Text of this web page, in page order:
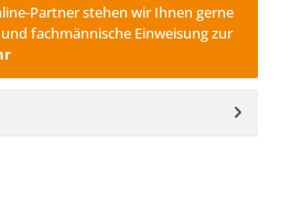
Partner stehen wir Ihnen gerne
fachmännische Einweisung zur